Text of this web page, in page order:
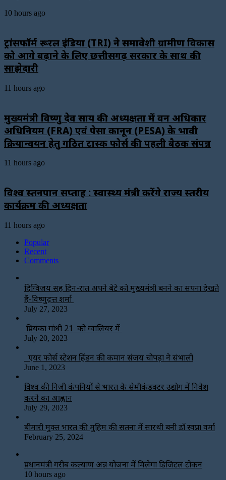
10 hours ago
ट्रांसफॉर्म रूरल इंडिया (TRI) ने समावेशी ग्रामीण विकास
को आगे बढ़ाने के लिए छत्तीसगढ़ सरकार के साथ की
साझेदारी
11 hours ago
मुख्यमंत्री विष्णु देव साय की अध्यक्षता में वन अधिकार
अधिनियम (FRA) एवं पेसा कानून (PESA) के प्रभावी
क्रियान्वयन हेतु गठित टास्क फोर्स की पहली बैठक संपन्न
11 hours ago
विश्व स्तनपान सप्ताह : स्वास्थ्य मंत्री करेंगे राज्य स्तरीय
कार्यक्रम की अध्यक्षता
11 hours ago
Popular
Recent
Comments
दिग्विजय सिंह दिन-रात अपने बेटे को मुख्यमंत्री बनने का सपना देखते
हैं-विष्णुदत्त शर्मा
July 27, 2023
प्रियंका गांधी 21 को ग्वालियर में
July 20, 2023
एयर फोर्स स्टेशन हिंडन की कमान संजय चोपड़ा ने संभाली
June 1, 2023
विश्‍व की निजी कंपनियों से भारत के सेमीकंडक्टर उद्योग में निवेश
करने का आह्वान
July 29, 2023
बीमारी मुक्त भारत की मुहिम की सतना में सारथी बनी डाॅ स्वप्ना वर्मा
February 25, 2024
प्रधानमंत्री गरीब कल्याण अन्न योजना में मिलेगा डिजिटल टोकन
10 hours ago